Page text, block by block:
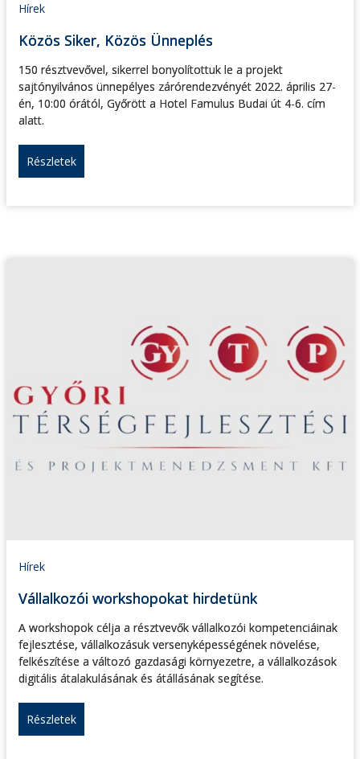
Hírek
Közös Siker, Közös Ünneplés
150 résztvevővel, sikerrel bonyolítottuk le a projekt
sajtónyilvános ünnepélyes zárórendezvényét 2022. április 27-
én, 10:00 órától, Győrött a Hotel Famulus Budai út 4-6. cím
alatt.
Részletek
Hírek
Vállalkozói workshopokat hirdetünk
A workshopok célja a résztvevők vállalkozói kompetenciáinak
fejlesztése, vállalkozásuk versenyképességének növelése,
felkészítése a változó gazdasági környezetre, a vállalkozások
digitális átalakulásának és átállásának segítése.
Részletek